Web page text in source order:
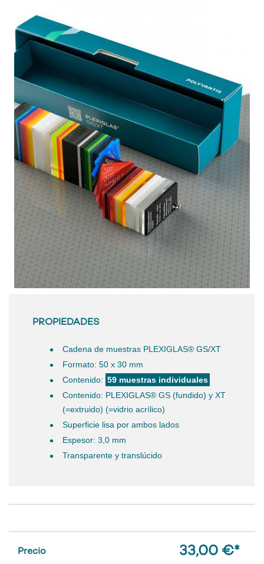
PROPIEDADES
Cadena de muestras PLEXIGLAS® GS/XT
Formato: 50 x 30 mm
Contenido: 59 muestras individuales
Contenido: PLEXIGLAS® GS (fundido) y XT
(=extruido) (=vidrio acrílico)
Superficie lisa por ambos lados
Espesor: 3,0 mm
Transparente y translúcido
Precio 33,00 €*